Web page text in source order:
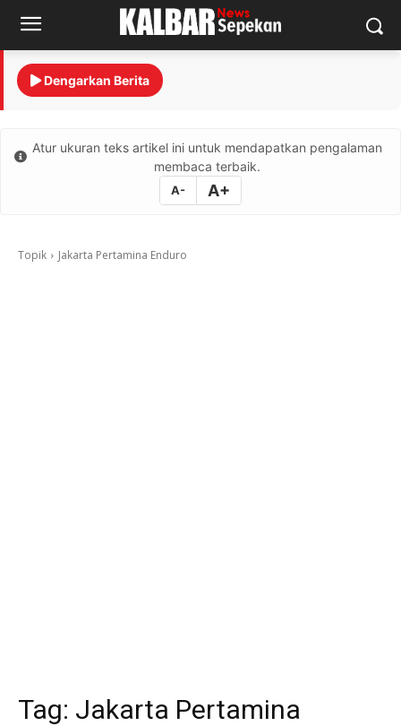
Dengarkan Berita
Atur ukuran teks artikel ini untuk mendapatkan pengalaman
membaca terbaik.
A- A+
Topik Jakarta Pertamina Enduro
Tag: Jakarta Pertamina